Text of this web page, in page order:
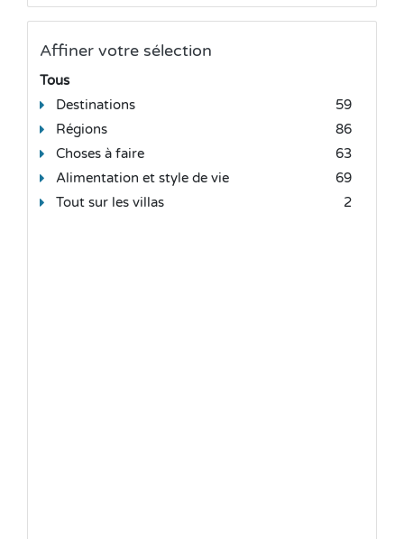
Affiner votre sélection
Tous
Destinations
59
Régions
86
Choses à faire
63
Alimentation et style de vie
69
Tout sur les villas
2